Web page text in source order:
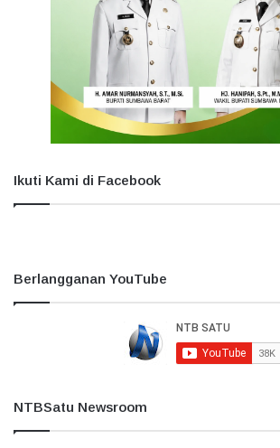
Ikuti Kami di Facebook
Berlangganan YouTube
NTBSatu Newsroom